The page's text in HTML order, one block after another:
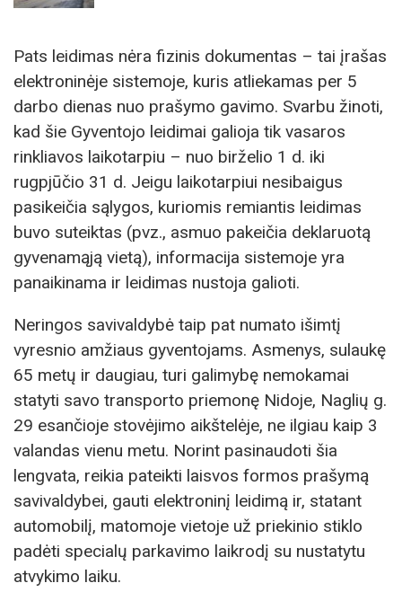
Pats leidimas nėra fizinis dokumentas – tai įrašas
elektroninėje sistemoje, kuris atliekamas per 5
darbo dienas nuo prašymo gavimo. Svarbu žinoti,
kad šie Gyventojo leidimai galioja tik vasaros
rinkliavos laikotarpiu – nuo birželio 1 d. iki
rugpjūčio 31 d. Jeigu laikotarpiui nesibaigus
pasikeičia sąlygos, kuriomis remiantis leidimas
buvo suteiktas (pvz., asmuo pakeičia deklaruotą
gyvenamąją vietą), informacija sistemoje yra
panaikinama ir leidimas nustoja galioti.
Neringos savivaldybė taip pat numato išimtį
vyresnio amžiaus gyventojams. Asmenys, sulaukę
65 metų ir daugiau, turi galimybę nemokamai
statyti savo transporto priemonę Nidoje, Naglių g.
29 esančioje stovėjimo aikštelėje, ne ilgiau kaip 3
valandas vienu metu. Norint pasinaudoti šia
lengvata, reikia pateikti laisvos formos prašymą
savivaldybei, gauti elektroninį leidimą ir, statant
automobilį, matomoje vietoje už priekinio stiklo
padėti specialų parkavimo laikrodį su nustatytu
atvykimo laiku.